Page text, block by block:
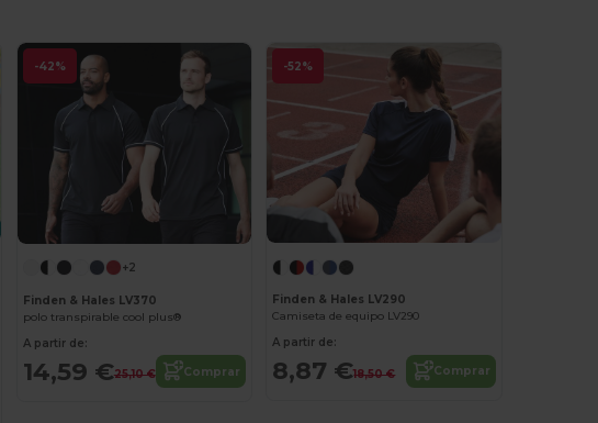
-42%
+2
Finden & Hales LV370
polo transpirable cool plus®
A partir de:
14,59 €25,10 € Comprar
-52%
Finden & Hales LV290
Camiseta de equipo LV290
A partir de:
8,87 €18,50 € Comprar